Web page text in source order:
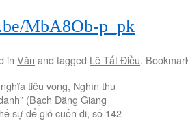
MbA8Ob-p_pk
in Văn and tagged Lê Tất Điều.
tiêu vong, Nghìn thu
(Bạch Đằng Giang
sự để gió cuốn đi, số 142